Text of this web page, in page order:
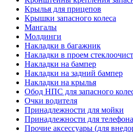
Крылья для прицепов
Крышки запасного колеса
Мангалы
Молдинги
Накладки в багажник
Накладки в проем
Накладки на бампер
Накладки на задний бампер
Накладки на крылья
Обод НПС для запасного
Очки водителя
Принадлежности для мойки
Принадлежности для телефона
Прочие аксессуары (для